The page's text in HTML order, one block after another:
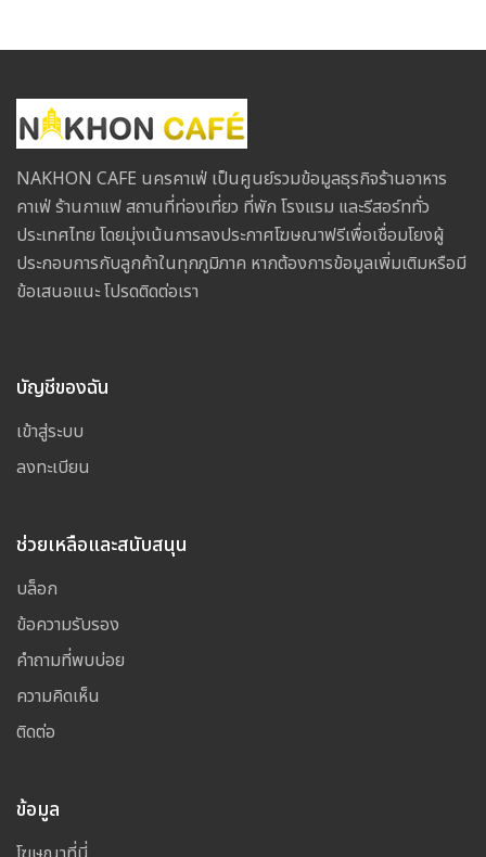
NAKHON CAFE นครคาเฟ่ เป็นศูนย์รวมข้อมูลธุรกิจร้านอาหาร
คาเฟ่ ร้านกาแฟ สถานที่ท่องเที่ยว ที่พัก โรงแรม และรีสอร์ททั่ว
ประเทศไทย โดยมุ่งเน้นการลงประกาศโฆษณาฟรีเพื่อเชื่อมโยงผู้
ประกอบการกับลูกค้าในทุกภูมิภาค หากต้องการข้อมูลเพิ่มเติมหรือมี
ข้อเสนอแนะ โปรดติดต่อเรา
บัญชีของฉัน
เข้าสู่ระบบ
ลงทะเบียน
ช่วยเหลือและสนับสนุน
บล็อก
ข้อความรับรอง
คำถามที่พบบ่อย
ความคิดเห็น
ติดต่อ
ข้อมูล